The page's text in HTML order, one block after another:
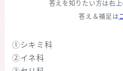
答えを知りたい方は右
答え＆補足は
①シキミ科
②イネ科